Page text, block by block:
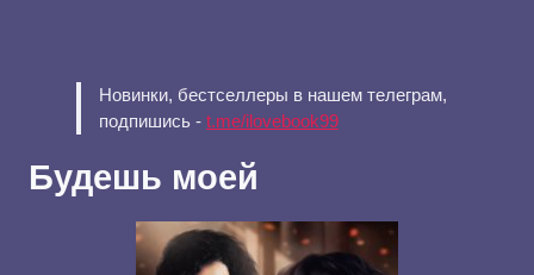
Новинки, бестселлеры в нашем телеграм,
подпишись - t.me/ilovebook99
Будешь моей